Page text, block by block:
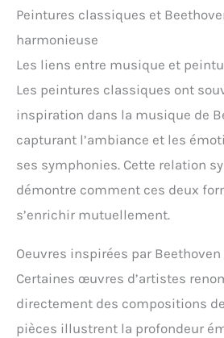
Peintures classiques et
harmonieuse
Les liens entre musique et
Les peintures classiques ont
inspiration dans la musique de
capturant l’ambiance et les
ses symphonies. Cette relation
démontre comment ces deux
s’enrichir mutuellement.
Oeuvres inspirées par Beethoven
Certaines œuvres d’artistes
directement des compositions
pièces illustrent la profondeur